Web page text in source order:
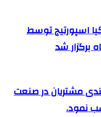
اسپورتیج توسط
برگزار شد
مشتریان در صنعت
نمود.